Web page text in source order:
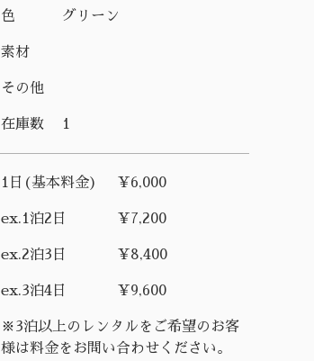
色 グリーン
素材
その他
在庫数 1
1日(基本料金) ¥6,000
ex.1泊2日 ¥7,200
ex.2泊3日 ¥8,400
ex.3泊4日 ¥9,600
※3泊以上のレンタルをご希望のお客
様は料金をお問い合わせください。